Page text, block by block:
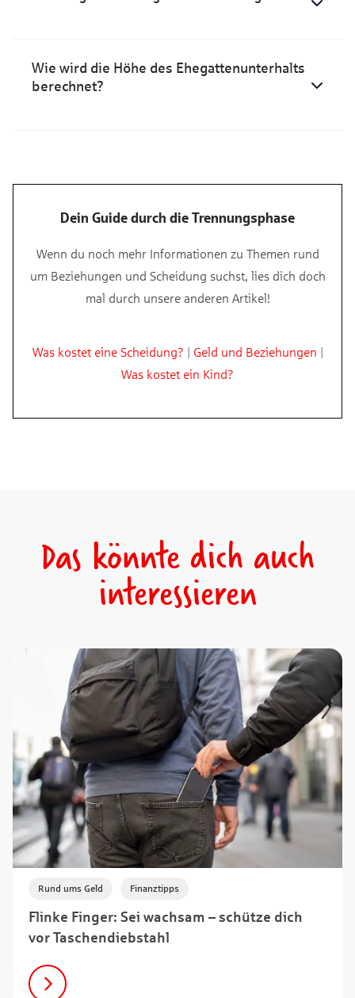
Wie wird die Höhe des Ehegattenunterhalts
berechnet?
Dein Guide durch die Trennungsphase
Wenn du noch mehr Informationen zu Themen rund
um Beziehungen und Scheidung suchst, lies dich doch
mal durch unsere anderen Artikel!
Was kostet eine Scheidung? | Geld und Beziehungen |
Was kostet ein Kind?
Das könnte dich auch
interessieren
Flinke Finger: Sei wachsam – schütze dich
vor Taschendiebstahl
Rund ums Geld Finanztipps